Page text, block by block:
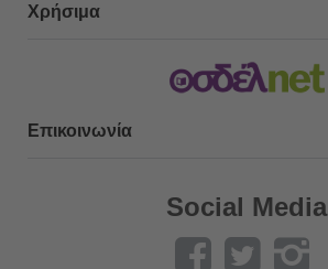
Χρήσιμα
Επικοινωνία
Social Media